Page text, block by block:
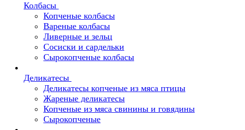
Колбасы
Копченые колбасы
Вареные колбасы
Ливерные и зельц
Сосиски и сардельки
Сырокопченые колбасы
Деликатесы
Деликатесы копченые из мяса птицы
Жареные деликатесы
Копченые из мяса свинины и говядины
Сырокопченые